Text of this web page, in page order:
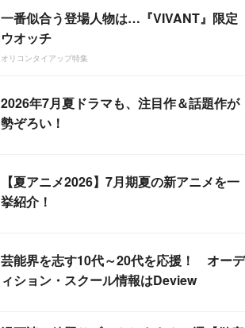
一番似合う登場人物は…『VIVANT』限定
ウオッチ
オリコンタイアップ特集
2026年7月夏ドラマも、注目作＆話題作が
勢ぞろい！
【夏アニメ2026】7月期夏の新アニメを一
挙紹介！
芸能界を志す10代～20代を応援！ オーデ
ィション・スクール情報はDeview